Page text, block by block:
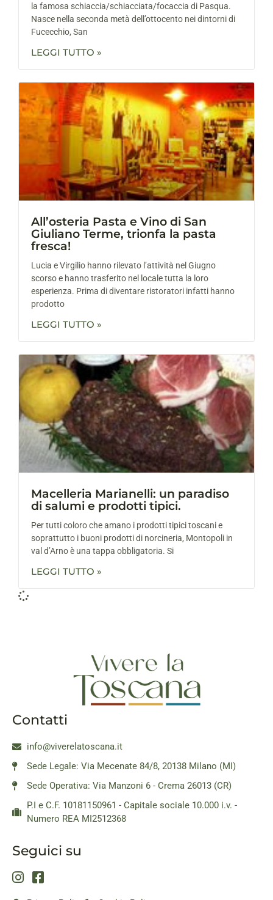
la famosa schiaccia/schiacciata/focaccia di Pasqua.
Nasce nella seconda metà dell’ottocento nei dintorni di
Fucecchio, San
LEGGI TUTTO »
All’osteria Pasta e Vino di San
Giuliano Terme, trionfa la pasta
fresca!
Lucia e Virgilio hanno rilevato l’attività nel Giugno
scorso e hanno trasferito nel locale tutta la loro
esperienza. Prima di diventare ristoratori infatti hanno
prodotto
LEGGI TUTTO »
Macelleria Marianelli: un paradiso
di salumi e prodotti tipici.
Per tutti coloro che amano i prodotti tipici toscani e
soprattutto i buoni prodotti di norcineria, Montopoli in
val d’Arno è una tappa obbligatoria. Si
LEGGI TUTTO »
Contatti
info@viverelatoscana.it
Sede Legale: Via Mecenate 84/8, 20138 Milano (MI)
Sede Operativa: Via Manzoni 6 - Crema 26013 (CR)
P.I e C.F. 10181150961 - Capitale sociale 10.000 i.v. -
Numero REA MI2512368
Seguici su